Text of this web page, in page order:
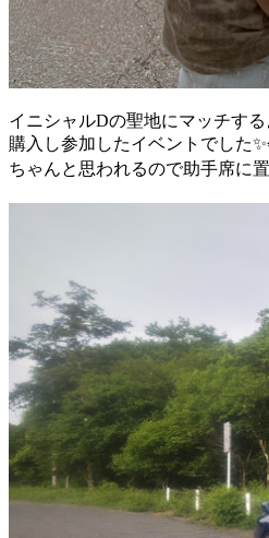
イニシャルDの聖地にマッチす
購入し参加したイベントでした
ちゃんと思われるので助手席に